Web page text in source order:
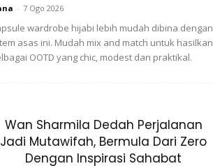
- 7 Ogo 2026
wardrobe hijabi lebih mudah dibina dengan
asas ini. Mudah mix and match untuk hasilkan
OOTD yang chic, modest dan praktikal.
Wan Sharmila Dedah Perjalanan
Jadi Mutawifah, Bermula Dari Zero
Dengan Inspirasi Sahabat